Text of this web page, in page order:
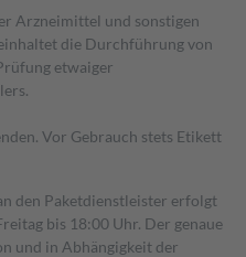
Arzneimittel und sonstigen
die Durchführung von
etwaiger
Vor Gebrauch stets Etikett
den Paketdienstleister erfolgt
bis 18:00 Uhr. Der genaue
und in Abhängigkeit der